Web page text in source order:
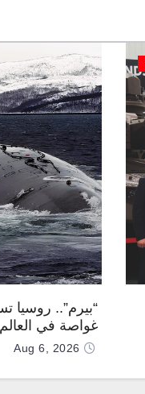
“بيرم”.. روسيا
غواصة في
كروز فرط صوتية
Aug 6, 2026